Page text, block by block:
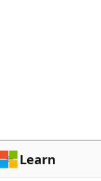
Learn